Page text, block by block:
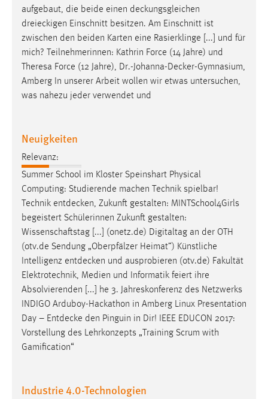
aufgebaut, die beide einen deckungsgleichen
dreieckigen Einschnitt besitzen. Am Einschnitt ist
zwischen den beiden Karten eine Rasierklinge [...] und für
mich? Teilnehmerinnen: Kathrin Force (14 Jahre) und
Theresa Force (12 Jahre), Dr.-Johanna-Decker-Gymnasium,
Amberg In unserer Arbeit wollen wir etwas untersuchen,
was nahezu jeder verwendet und
Neuigkeiten
Relevanz:
Summer School im Kloster Speinshart Physical
Computing: Studierende machen Technik spielbar!
Technik entdecken, Zukunft gestalten: MINTSchool4Girls
begeistert Schülerinnen Zukunft gestalten:
Wissenschaftstag [...] (onetz.de) Digitaltag an der OTH
(otv.de Sendung „Oberpfälzer Heimat”) Künstliche
Intelligenz entdecken und ausprobieren (otv.de) Fakultät
Elektrotechnik, Medien und Informatik feiert ihre
Absolvierenden [...] he 3. Jahreskonferenz des Netzwerks
INDIGO Arduboy-Hackathon in Amberg Linux Presentation
Day – Entdecke den Pinguin in Dir! IEEE EDUCON 2017:
Vorstellung des Lehrkonzepts „Training Scrum with
Gamification“
Industrie 4.0-Technologien